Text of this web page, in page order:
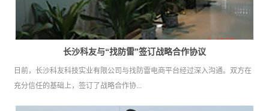
长沙科友与“找防雷”签订战略合作协议
日前，长沙科友科技实业有限公司与找防雷电商平台经过深入沟通。双方在
充分信任的基础上，签订了战略合作协...